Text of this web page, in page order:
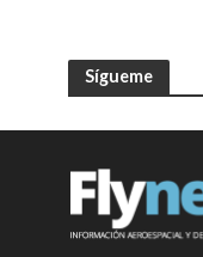
Sígueme